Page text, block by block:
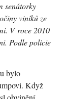
senátorky
viníků ze
V roce 2010
Podle policie
bylo
Když